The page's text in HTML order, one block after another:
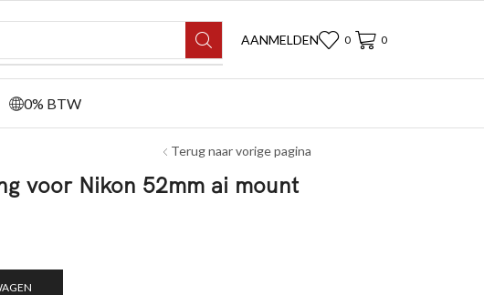
AANMELDEN 0 0
0% BTW
Terug naar vorige pagina
voor Nikon 52mm ai mount